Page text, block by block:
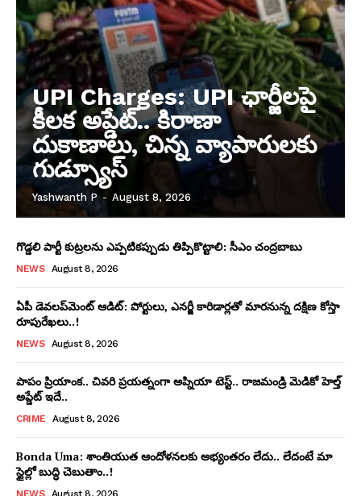
UPI Charges: UPI ఛార్జీలపై
కీలక అప్డేట్.. కిరాణా
దుకాణాలు, చిన్న వ్యాపారులకు
గుడ్స్యూస్
Yashwanth P - August 8, 2026
గొడ్డలి పార్టీ కుట్రలను ఎప్పటికప్పుడు తిప్పికొట్టాలి: సీఎం చంద్రబాబు
NEWS August 8, 2026
ఏపీ డెవలప్‌మెంట్ ఆడిట్: పోర్టులు, ఎనర్జీ కారిడార్లతో మారనున్న దక్షిణ కోస్తా
రూపురేఖలు..!
NEWS August 8, 2026
పాపం ప్రియాంక.. చివరి ప్రయత్నంగా అప్నియా టెస్ట్.. రాజమండ్రి మెడికో హెల్త్
అప్డేట్ ఇదే..
CRIME August 8, 2026
Bonda Uma: శాంతియుత ఆందోళనలకు అభ్యంతరం లేదు.. లేదంటే మా
స్టైల్లో బుద్ధి చెబుతాం..!
NEWS August 8, 2026